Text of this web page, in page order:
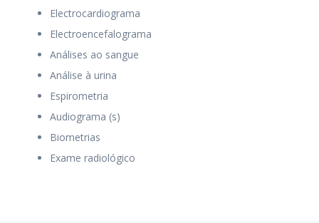
Electrocardiograma
Electroencefalograma
Análises ao sangue
Análise à urina
Espirometria
Audiograma (s)
Biometrias
Exame radiológico